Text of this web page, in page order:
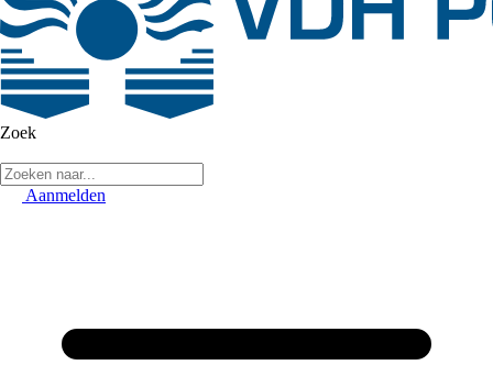
Zoek
Aanmelden